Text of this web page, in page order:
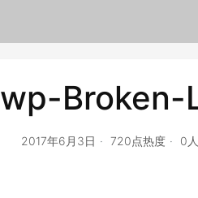
wp-Broken-
2017年6月3日 720点热度 0